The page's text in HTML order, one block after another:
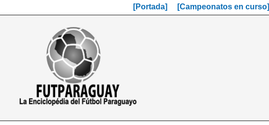
[Portada] [Campeonatos en curso]